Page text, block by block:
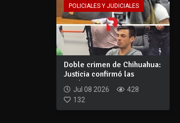
POLICIALES Y JUDICIALES
Doble crimen de Chihuahua:
Justicia confirmó las
condenas, r...
Jul 08 2026
428
132